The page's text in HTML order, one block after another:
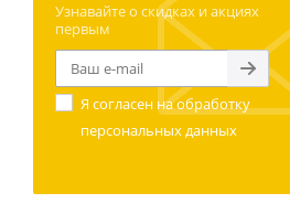
Узнавайте о скидках и акциях
первым
Я согласен наобработку
персональных данных